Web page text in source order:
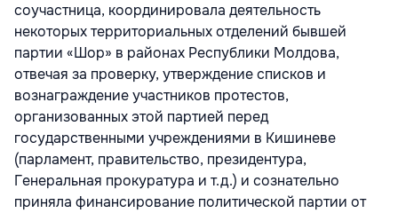
соучастница, координировала деятельность
некоторых территориальных отделений бывшей
партии «Шор» в районах Республики Молдова,
отвечая за проверку, утверждение списков и
вознаграждение участников протестов,
организованных этой партией перед
государственными учреждениями в Кишиневе
(парламент, правительство, президентура,
Генеральная прокуратура и т.д.) и сознательно
приняла финансирование политической партии от